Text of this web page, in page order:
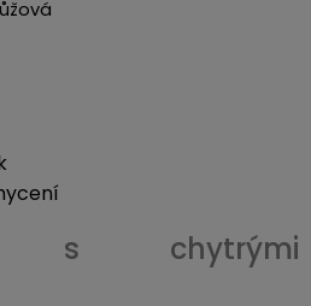
s chytrými